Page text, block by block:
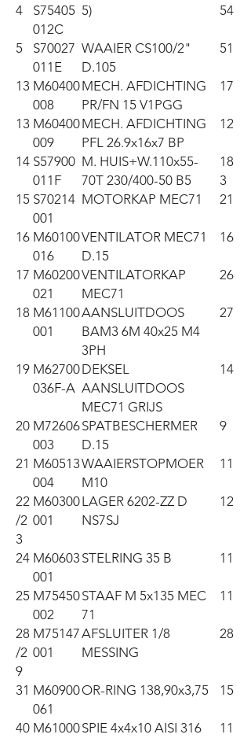
4
S75405
012C
5) 54
5
S70027
011E
WAAIER CS100/2"
D.105
51
13 M60400
008
MECH. AFDICHTING
PR/FN 15 V1PGG
17
13 M60400
009
MECH. AFDICHTING
PFL 26.9x16x7 BP
12
14 S57900
011F
M. HUIS+W.110x55-
70T 230/400-50 B5
18
3
15 S70214
001
MOTORKAP MEC71 21
16 M60100
016
VENTILATOR MEC71
D.15
16
17 M60200
021
VENTILATORKAP
MEC71
26
18 M61100
001
AANSLUITDOOS
BAM3 6M 40x25 M4
3PH
27
19 M62700
036F-A
DEKSEL
AANSLUITDOOS
MEC71 GRIJS
14
20 M72606
003
SPATBESCHERMER
D.15
9
21 M60513
004
WAAIERSTOPMOER
M10
11
22
/2
3
M60300
001
LAGER 6202-ZZ D
NS7SJ
12
24 M60603
001
STELRING 35 B 11
25 M75450
002
STAAF M 5x135 MEC
71
11
28
/2
9
M75147
001
AFSLUITER 1/8
MESSING
28
31 M60900
061
OR-RING 138,90x3,75 15
40 M61000SPIE 4x4x10 AISI 316
11